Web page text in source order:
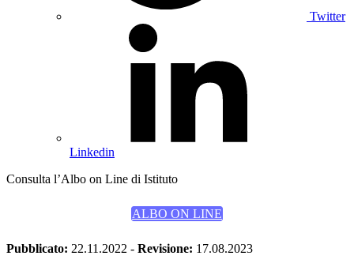
Twitter
Linkedin
Consulta l’Albo on Line di Istituto
ALBO ON LINE
Pubblicato: 22.11.2022 - Revisione: 17.08.2023